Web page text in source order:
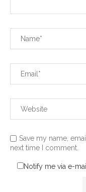
Save my name,
next time I comment.
Notify me via e-